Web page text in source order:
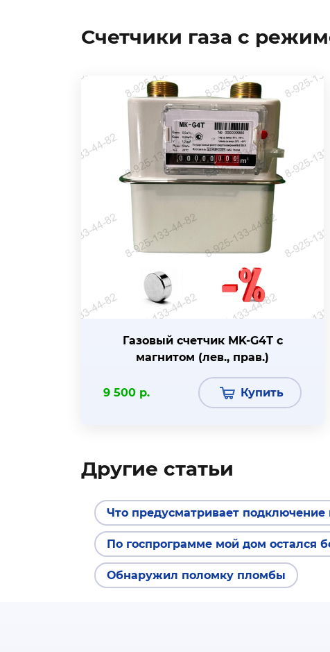
Счетчики газа с
Газовый счетчик MK-G4Т с
магнитом (лев., прав.)
9 500 р. Купить
Другие статьи
Что предусматривает
По госпрограмме мой дом остался
Обнаружил поломку пломбы